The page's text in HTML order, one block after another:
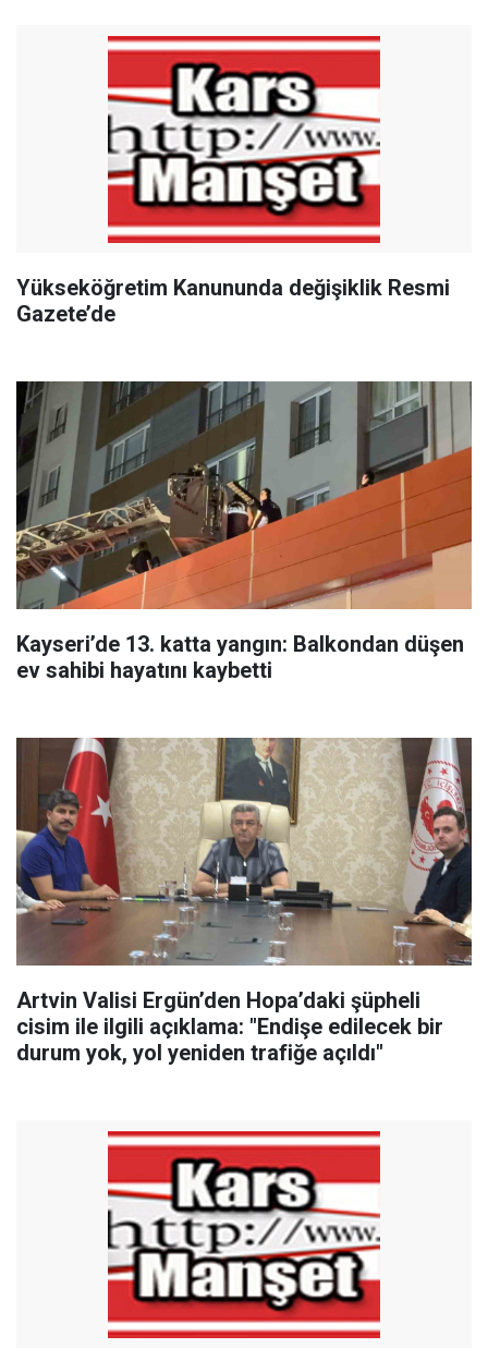
Yükseköğretim Kanununda değişiklik Resmi
Gazete’de
Kayseri’de 13. katta yangın: Balkondan düşen
ev sahibi hayatını kaybetti
Artvin Valisi Ergün’den Hopa’daki şüpheli
cisim ile ilgili açıklama: "Endişe edilecek bir
durum yok, yol yeniden trafiğe açıldı"